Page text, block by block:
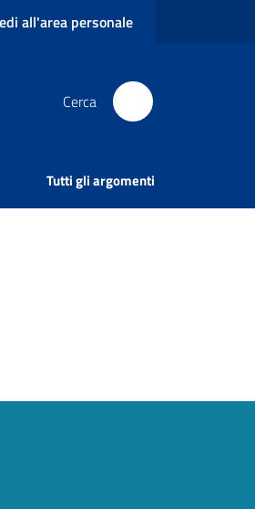
all'area personale
Cerca
Tutti gli argomenti